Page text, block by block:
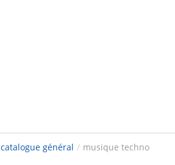
catalogue général / musique techno